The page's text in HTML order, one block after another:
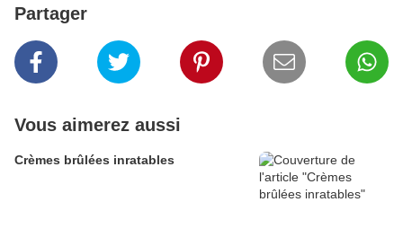
Partager
Vous aimerez aussi
Crèmes brûlées inratables